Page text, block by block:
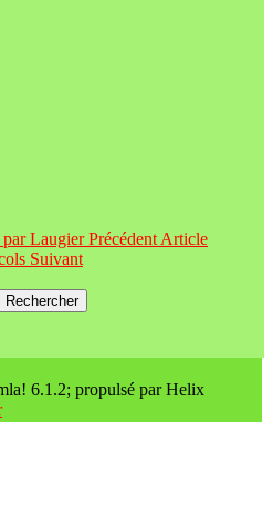
par LaugierPrécédent Article
Suivant
Rechercher
6.1.2; propulsé par Helix